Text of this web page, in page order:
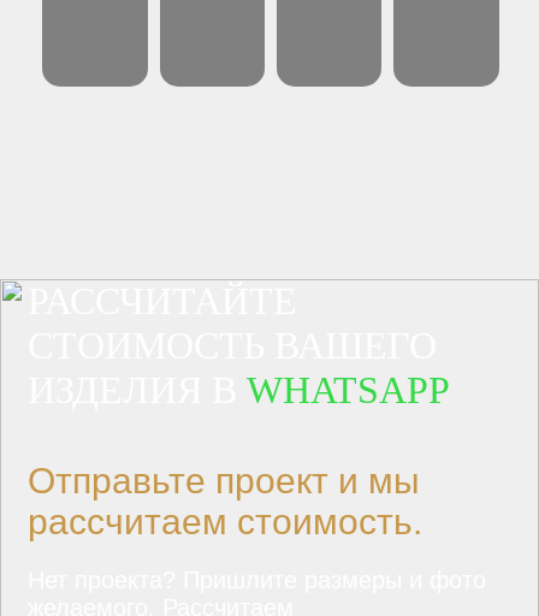
ИЗДЕЛИЯ ВWHATSAPP
Отправьте проект и мы
рассчитаем стоимость.